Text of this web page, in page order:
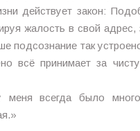
действует закон:
жалость в свой адрес,
так
всё принимает за
всегда было